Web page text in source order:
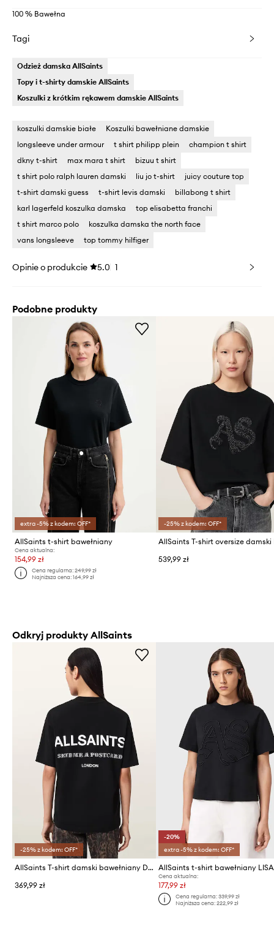
100 % Bawełna
Tagi
Odzież damska AllSaints
Topy i t-shirty damskie AllSaints
Koszulki z krótkim rękawem damskie AllSaints
koszulki damskie białe
Koszulki bawełniane damskie
longsleeve under armour
t shirt philipp plein
champion t shirt
dkny t-shirt
max mara t shirt
bizuu t shirt
t shirt polo ralph lauren damski
liu jo t-shirt
juicy couture top
t-shirt damski guess
t-shirt levis damski
billabong t shirt
karl lagerfeld koszulka damska
top elisabetta franchi
t shirt marco polo
koszulka damska the north face
vans longsleeve
top tommy hilfiger
Opinie o produkcie 5.0 1
Podobne produkty
extra -5% z kodem: OFF*
AllSaints t-shirt bawełniany
Cena aktualna:
154,99 zł
Cena regularna:249,99 zł
Najniższa cena:164,99 zł
-25% z kodem: OFF*
539,99 zł
Odkryj produkty AllSaints
-25% z kodem: OFF*
AllSaints T-shirt damski bawełniany DREAMER
369,99 zł
-20%
extra -5% z kodem: OFF*
AllSaints t-shirt bawełniany LISA
Cena aktualna:
177,99 zł
Cena regularna: 339,99 zł
Najniższa cena: 222,99 zł